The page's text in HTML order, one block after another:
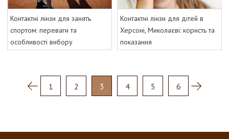
Контактні лінзи для занять
спортом: переваги та
особливості вибору
Контактні лінзи для дітей в
Херсоні, Миколаєві: користь та
показання
1 2 3 4 5 6